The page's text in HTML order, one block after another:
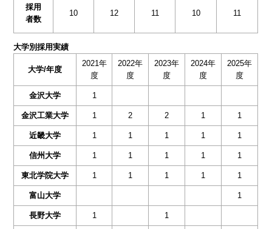
採用
者数
10 12 11 10 11
大学別採用実績
大学/年度
2021年
度
2022年
度
2023年
度
2024年
度
2025年
度
金沢大学 1
金沢工業大学 1 2 2 1 1
近畿大学 1 1 1 1 1
信州大学 1 1 1 1 1
東北学院大学 1 1 1 1 1
富山大学 1
長野大学 1 1